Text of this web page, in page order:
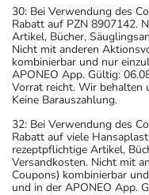
30: Bei Verwendung des
Rabatt auf PZN 8907142.
Artikel, Bücher,
Nicht mit anderen
kombinierbar und nur
APONEO App. Gültig:
Vorrat reicht. Wir behalten
Keine Barauszahlung.
32: Bei Verwendung des
Rabatt auf viele
rezeptpflichtige Artikel,
Versandkosten. Nicht mit
Coupons) kombinierbar
und in der APONEO App.